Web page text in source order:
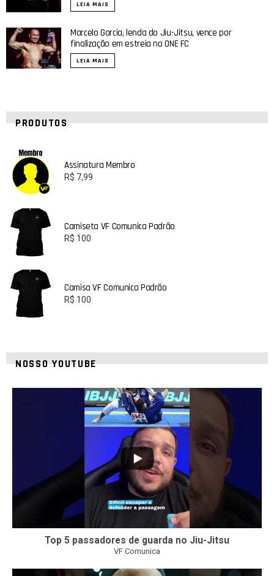
LEIA MAIS
Marcelo Garcia, lenda do Jiu-Jitsu, vence por
finalização em estreia no ONE FC
LEIA MAIS
PRODUTOS
Assinatura Membro
R$ 7,99
Camiseta VF Comunica Padrão
R$ 100
Camisa VF Comunica Padrão
R$ 100
NOSSO YOUTUBE
Top 5 passadores de guarda no Jiu-Jitsu
VF Comunica